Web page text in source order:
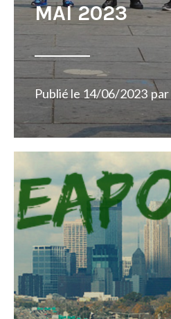
MAI 2023
Publié le 14/06/2023 par